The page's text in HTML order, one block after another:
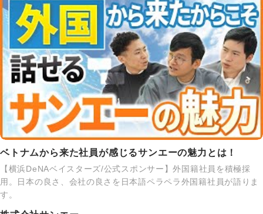
ベトナムから来た社員が感じるサンエーの魅力とは！
【横浜DeNAベイスターズ/公式スポンサー】外国籍社員を積極採
用。日本の良さ、会社の良さを日本語ペラペラ外国籍社員が語りま
す。